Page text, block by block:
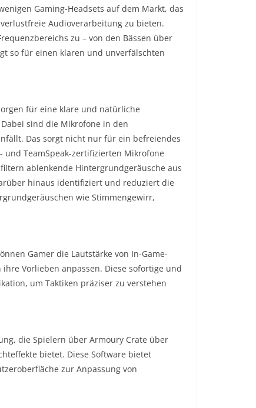
Gaming-Headsets auf dem Markt, das
Audioverarbeitung zu bieten.
zu – von den Bässen über
so für einen klaren und unverfälschten
für eine klare und natürliche
sind die Mikrofone in den
Das sorgt nicht nur für ein befreiendes
TeamSpeak-zertifizierten Mikrofone
ablenkende Hintergrundgeräusche aus
hinaus identifiziert und reduziert die
wie Stimmengewirr,
Gamer die Lautstärke von In-Game-
Vorlieben anpassen. Diese sofortige und
um Taktiken präziser zu verstehen
die Spielern über Armoury Crate über
bietet. Diese Software bietet
zur Anpassung von